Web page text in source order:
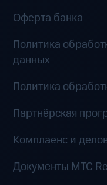
Оферта банка
Политика
данных
Политика
Партнёрская
Комплаенс и
Документы MTC